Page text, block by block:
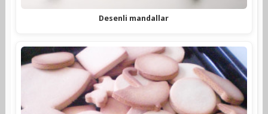
Desenli mandallar